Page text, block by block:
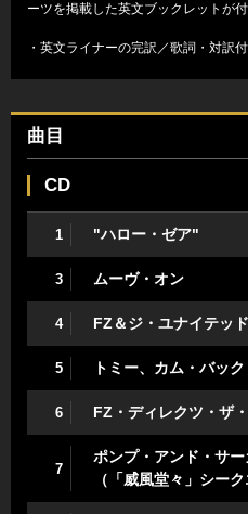
ーツを掲載した英文ブックレットが付
・英文ライナーの完訳／歌詞・対訳付
曲目
CD
1 "ハロー・ゼア"
3 ムーヴ・オン
4 FZ＆ジ・ユナイテッ
5 トミー、カム・バック
6 FZ・ディレクツ・ザ
7
ポンプ・アンド・サ
（「威風堂々」シーク